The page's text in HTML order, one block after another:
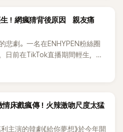
！網瘋猜背後原因 親友痛
悲劇。一名在ENHYPEN粉絲圈
日前在TikTok直播期間輕生，最
韓網，也讓不少粉絲湧入社群平
情床戲瘋傳！火辣激吻尺度太猛
主演的韓劇《給你夢想》於今年開